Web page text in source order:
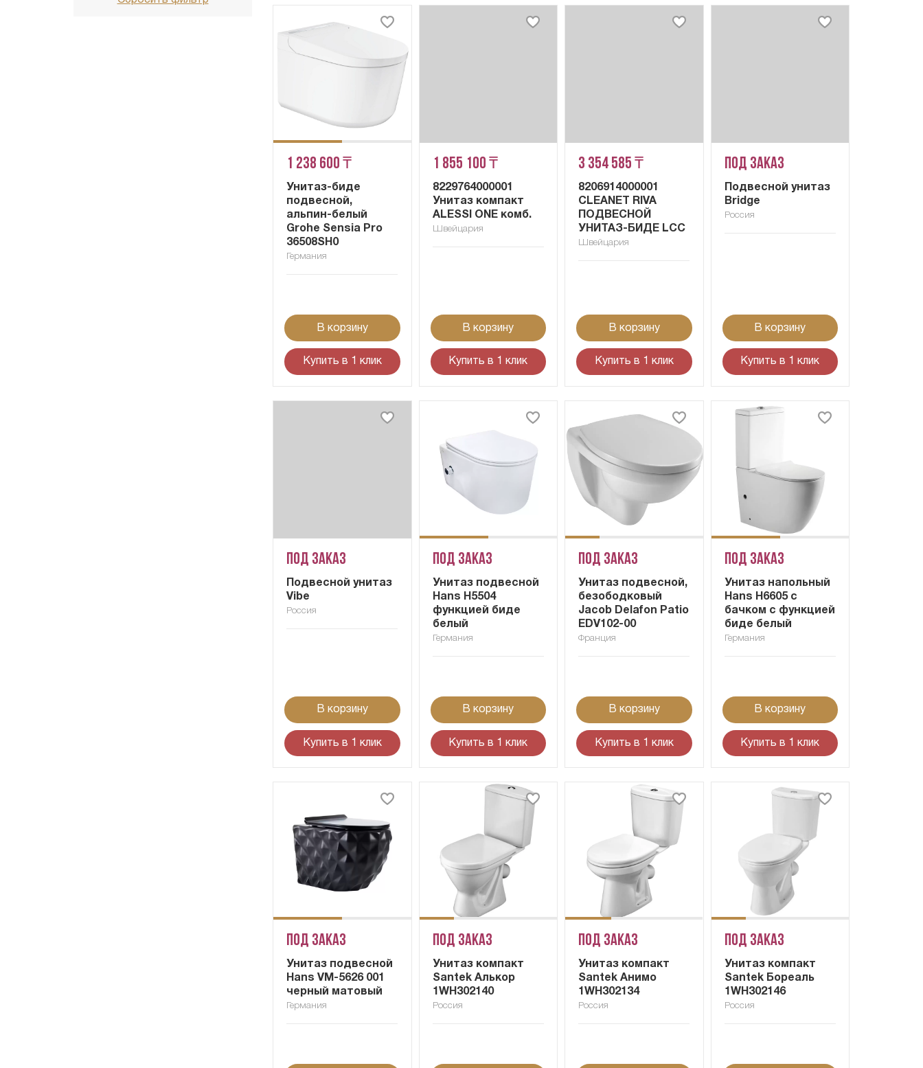
1 238 600 ₸
Унитаз-биде
подвесной,
альпин-белый
Grohe Sensia Pro
36508SH0
Германия
В корзину
Купить в 1 клик
1 855 100 ₸
8229764000001
Унитаз компакт
ALESSI ONE комб.
Швейцария
В корзину
Купить в 1 клик
3 354 585 ₸
8206914000001
CLEANET RIVA
ПОДВЕСНОЙ
УНИТАЗ-БИДЕ LCC
Швейцария
В корзину
Купить в 1 клик
Под заказ
Подвесной унитаз
Bridge
Россия
В корзину
Купить в 1 клик
Под заказ
Подвесной унитаз
Vibe
Россия
В корзину
Купить в 1 клик
Под заказ
Унитаз подвесной
Hans H5504
функцией биде
белый
Германия
В корзину
Купить в 1 клик
Под заказ
Унитаз подвесной,
безободковый
Jacob Delafon Patio
EDV102-00
Франция
В корзину
Купить в 1 клик
Под заказ
Унитаз напольный
Hans H6605 с
бачком с функцией
биде белый
Германия
В корзину
Купить в 1 клик
Под заказ
Унитаз подвесной
Hans VM-5626 001
черный матовый
Германия
Под заказ
Унитаз компакт
Santek Алькор
1WH302140
Россия
Под заказ
Унитаз компакт
Santek Анимо
1WH302134
Россия
Под заказ
Унитаз компакт
Santek Бореаль
1WH302146
Россия